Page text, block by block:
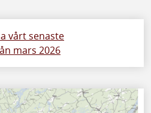
vårt senaste
mars 2026